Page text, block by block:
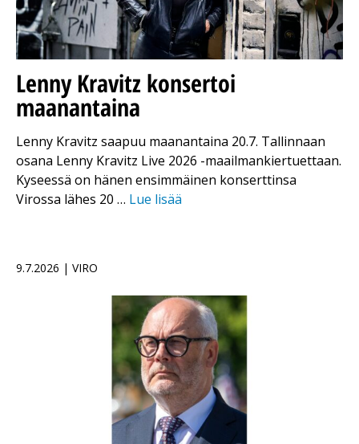
Lenny Kravitz konsertoi
maanantaina
Lenny Kravitz saapuu maanantaina 20.7. Tallinnaan
osana Lenny Kravitz Live 2026 -maailmankiertuettaan.
Kyseessä on hänen ensimmäinen konserttinsa
Virossa lähes 20 … Lue lisää
9.7.2026 | VIRO